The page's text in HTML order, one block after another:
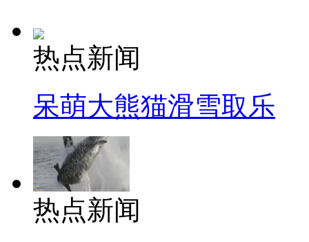
热点新闻
呆萌大熊猫滑雪取乐
热点新闻